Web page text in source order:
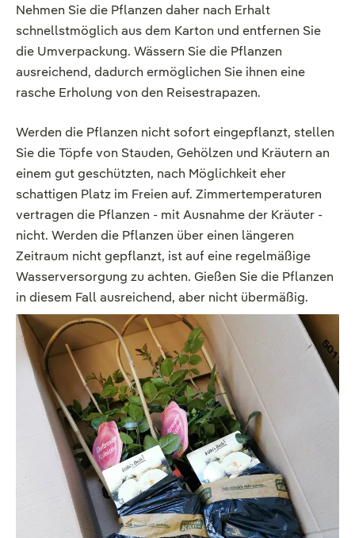
Nehmen Sie die Pflanzen daher nach Erhalt
schnellstmöglich aus dem Karton und entfernen Sie
die Umverpackung. Wässern Sie die Pflanzen
ausreichend, dadurch ermöglichen Sie ihnen eine
rasche Erholung von den Reisestrapazen.
Werden die Pflanzen nicht sofort eingepflanzt, stellen
Sie die Töpfe von Stauden, Gehölzen und Kräutern an
einem gut geschützten, nach Möglichkeit eher
schattigen Platz im Freien auf. Zimmertemperaturen
vertragen die Pflanzen - mit Ausnahme der Kräuter -
nicht. Werden die Pflanzen über einen längeren
Zeitraum nicht gepflanzt, ist auf eine regelmäßige
Wasserversorgung zu achten. Gießen Sie die Pflanzen
in diesem Fall ausreichend, aber nicht übermäßig.